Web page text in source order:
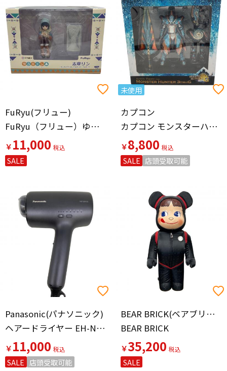
FuRyu(フリュー)
FuRyu（フリュー）ゆるキャン△ 志摩リン 1/8 プレミアムぬーどるストッパーフィギュア
￥11,000
SALE
未使用
カプコン
カプコン モンスターハンター 3G(トライジー) フル可動アクションフィギュア ラギアシリーズ装備ハンター
￥8,800
SALE 店頭受取可能
Panasonic(パナソニック)
ヘアードライヤー EH-NA0J 2023年製 340
￥11,000
SALE 店頭受取可能
BEAR BRICK(ベアブリック)
BEAR BRICK
￥35,200
SALE